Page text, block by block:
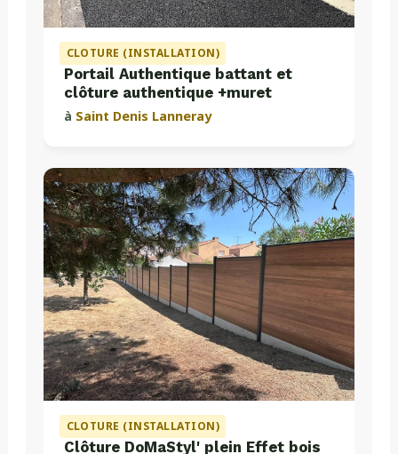
CLOTURE (INSTALLATION)
Portail Authentique battant et
clôture authentique +muret
à Saint Denis Lanneray
CLOTURE (INSTALLATION)
Clôture DoMaStyl' plein Effet bois